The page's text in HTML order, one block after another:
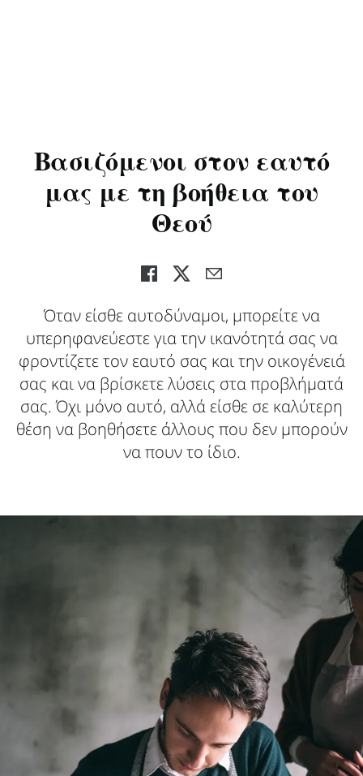
Βασιζόμενοι στον εαυτό
μας με τη βοήθεια του
Θεού
Όταν είσθε αυτοδύναμοι, μπορείτε να
υπερηφανεύεστε για την ικανότητά σας να
φροντίζετε τον εαυτό σας και την οικογένειά
σας και να βρίσκετε λύσεις στα προβλήματά
σας. Όχι μόνο αυτό, αλλά είσθε σε καλύτερη
θέση να βοηθήσετε άλλους που δεν μπορούν
να πουν το ίδιο.